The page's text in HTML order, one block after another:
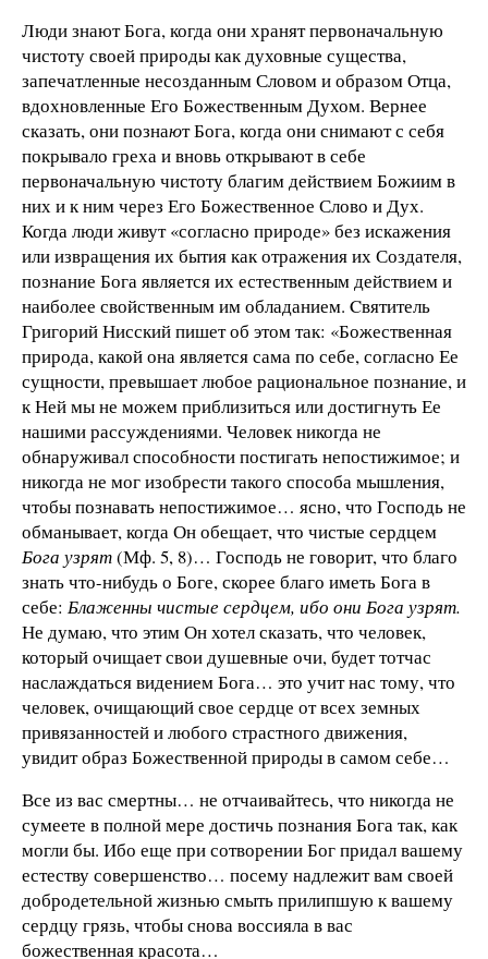
Люди знают Бога, когда они хранят первоначальную
чистоту своей природы как духовные существа,
запечатленные несозданным Словом и образом Отца,
вдохновленные Его Божественным Духом. Вернее
сказать, они познают Бога, когда они снимают с себя
покрывало греха и вновь открывают в себе
первоначальную чистоту благим действием Божиим в
них и к ним через Его Божественное Слово и Дух.
Когда люди живут «согласно природе» без искажения
или извращения их бытия как отражения их Создателя,
познание Бога является их естественным действием и
наиболее свойственным им обладанием. Cвятитель
Григорий Нисский пишет об этом так: «Божественная
природа, какой она является сама по себе, согласно Ее
сущности, превышает любое рациональное познание, и
к Ней мы не можем приблизиться или достигнуть Ее
нашими рассуждениями. Человек никогда не
обнаруживал способности постигать непостижимое; и
никогда не мог изобрести такого способа мышления,
чтобы познавать непостижимое… ясно, что Господь не
обманывает, когда Он обещает, что чистые сердцем
Бога узрят(Мф. 5, 8)… Господь не говорит, что благо
знать что-нибудь о Боге, скорее благо иметь Бога в
себе: Блаженны чистые сердцем, ибо они Бога узрят.
Не думаю, что этим Он хотел сказать, что человек,
который очищает свои душевные очи, будет тотчас
наслаждаться видением Бога… это учит нас тому, что
человек, очищающий свое сердце от всех земных
привязанностей и любого страстного движения,
увидит образ Божественной природы в самом себе…
Все из вас смертны… не отчаивайтесь, что никогда не
сумеете в полной мере достичь познания Бога так, как
могли бы. Ибо еще при сотворении Бог придал вашему
естеству совершенство… посему надлежит вам своей
добродетельной жизнью смыть прилипшую к вашему
сердцу грязь, чтобы снова воссияла в вас
божественная красота…